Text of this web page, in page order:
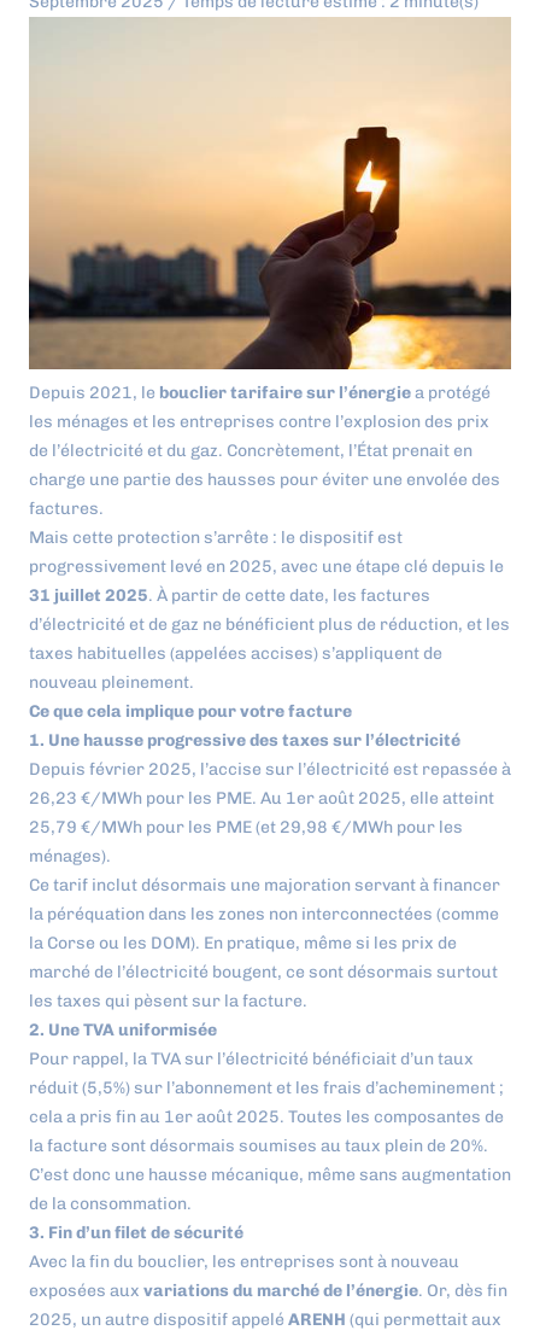
Depuis 2021, le bouclier tarifaire sur l’énergiea protégé
les ménages et les entreprises contre l’explosion des prix
de l’électricité et du gaz. Concrètement, l’État prenait en
charge une partie des hausses pour éviter une envolée des
factures.
Mais cette protection s’arrête : le dispositif est
progressivement levé en 2025, avec une étape clé depuis le
31 juillet 2025. À partir de cette date, les factures
d’électricité et de gaz ne bénéficient plus de réduction, et les
taxes habituelles (appelées accises) s’appliquent de
nouveau pleinement.
Ce que cela implique pour votre facture
1. Une hausse progressive des taxes sur l’électricité
Depuis février 2025, l’accise sur l’électricité est repassée à
26,23 €/MWh pour les PME. Au 1er août 2025, elle atteint
25,79 €/MWh pour les PME (et 29,98 €/MWh pour les
ménages).
Ce tarif inclut désormais une majoration servant à financer
la péréquation dans les zones non interconnectées (comme
la Corse ou les DOM). En pratique, même si les prix de
marché de l’électricité bougent, ce sont désormais surtout
les taxes qui pèsent sur la facture.
2. Une TVA uniformisée
Pour rappel, la TVA sur l’électricité bénéficiait d’un taux
réduit (5,5%) sur l’abonnement et les frais d’acheminement ;
cela a pris fin au 1er août 2025. Toutes les composantes de
la facture sont désormais soumises au taux plein de 20%.
C’est donc une hausse mécanique, même sans augmentation
de la consommation.
3. Fin d’un filet de sécurité
Avec la fin du bouclier, les entreprises sont à nouveau
exposées aux variations du marché de l’énergie. Or, dès fin
2025, un autre dispositif appelé ARENH (qui permettait aux